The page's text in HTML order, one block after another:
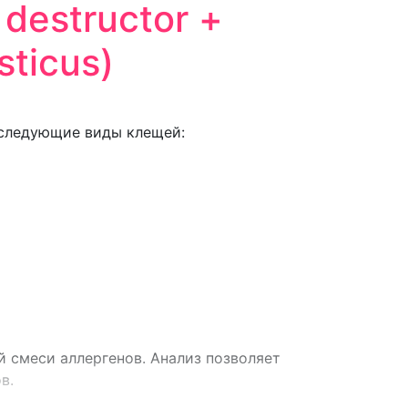
+
виды клещей:
аллергенов. Анализ позволяет